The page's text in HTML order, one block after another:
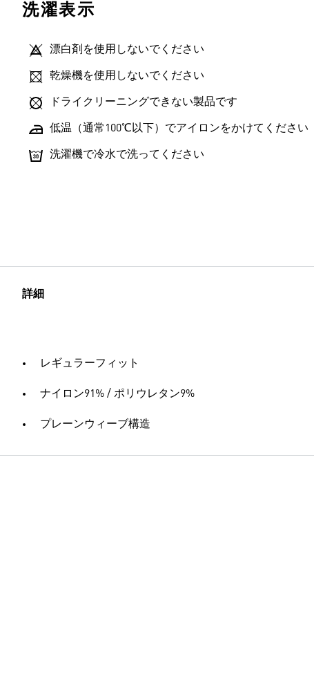
洗濯表示
漂白剤を使用しないでください
乾燥機を使用しないでください
ドライクリーニングできない製品です
低温（通常100℃以下）でアイロンをかけてください
洗濯機で冷水で洗ってください
詳細
レギュラーフィット
ナイロン91% / ポリウレタン9%
プレーンウィーブ構造